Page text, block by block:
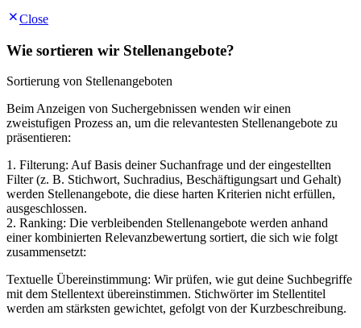
Close
Wie sortieren wir Stellenangebote?
Sortierung von Stellenangeboten
Beim Anzeigen von Suchergebnissen wenden wir einen
zweistufigen Prozess an, um die relevantesten Stellenangebote zu
präsentieren:
1. Filterung: Auf Basis deiner Suchanfrage und der eingestellten
Filter (z. B. Stichwort, Suchradius, Beschäftigungsart und Gehalt)
werden Stellenangebote, die diese harten Kriterien nicht erfüllen,
ausgeschlossen.
2. Ranking: Die verbleibenden Stellenangebote werden anhand
einer kombinierten Relevanzbewertung sortiert, die sich wie folgt
zusammensetzt:
Textuelle Übereinstimmung: Wir prüfen, wie gut deine Suchbegriffe
mit dem Stellentext übereinstimmen. Stichwörter im Stellentitel
werden am stärksten gewichtet, gefolgt von der Kurzbeschreibung.